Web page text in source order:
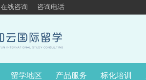
在线咨询 咨询电话
留学地区 产品服务 标化培训